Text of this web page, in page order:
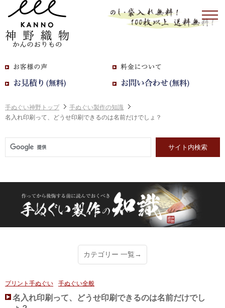
手ぬぐい神野トップ
手ぬぐい製作の知識
名入れ印刷って、どうせ印刷できるのは名前だけでしょ？
カテゴリー 一覧→
プリント手ぬぐい 手ぬぐい全般
名入れ印刷って、どうせ印刷できるのは名前だけでし